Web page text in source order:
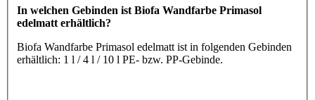
In welchen Gebinden ist Biofa Wandfarbe Primasol
edelmatt erhältlich?
Biofa Wandfarbe Primasol edelmatt ist in folgenden Gebinden
erhältlich: 1 l / 4 l / 10 l PE- bzw. PP-Gebinde.